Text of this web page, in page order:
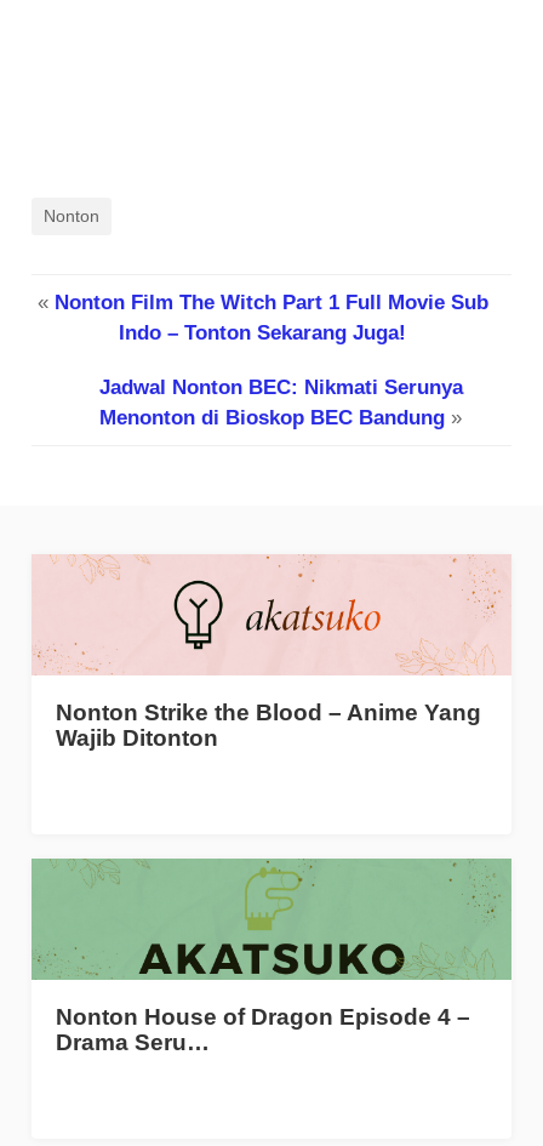
Nonton
« Nonton Film The Witch Part 1 Full Movie Sub
Indo – Tonton Sekarang Juga!
Jadwal Nonton BEC: Nikmati Serunya
Menonton di Bioskop BEC Bandung »
Nonton Strike the Blood – Anime Yang
Wajib Ditonton
Nonton House of Dragon Episode 4 –
Drama Seru…